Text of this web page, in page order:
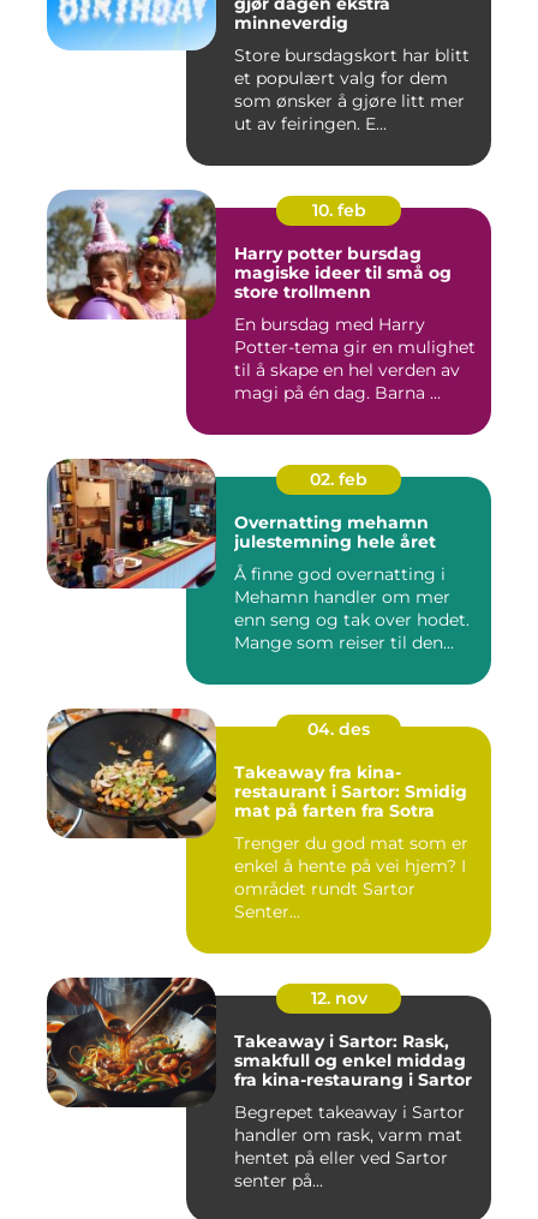
minneverdig
Store bursdagskort har blitt
et populært valg for dem
som ønsker å gjøre litt mer
ut av feiringen. E...
10. feb
Harry potter bursdag
magiske ideer til små og
store trollmenn
En bursdag med Harry
Potter-tema gir en mulighet
til å skape en hel verden av
magi på én dag. Barna ...
02. feb
Overnatting mehamn
julestemning hele året
Å finne god overnatting i
Mehamn handler om mer
enn seng og tak over hodet.
Mange som reiser til den...
04. des
Takeaway fra kina-
restaurant i Sartor: Smidig
mat på farten fra Sotra
Trenger du god mat som er
enkel å hente på vei hjem? I
området rundt Sartor
Senter...
12. nov
Takeaway i Sartor: Rask,
smakfull og enkel middag
fra kina-restaurang i Sartor
Begrepet takeaway i Sartor
handler om rask, varm mat
hentet på eller ved Sartor
senter på...